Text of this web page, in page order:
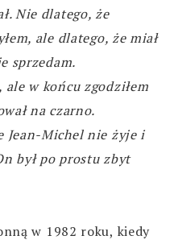
Nie dlatego, że
ale dlatego, że miał
sprzedam.
ale w końcu zgodziłem
na czarno.
Jean-Michel nie żyje i
był po prostu zbyt
w 1982 roku, kiedy